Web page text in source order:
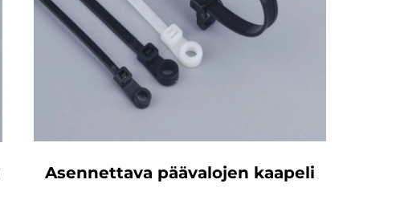
Asennettava päävalojen kaapeli